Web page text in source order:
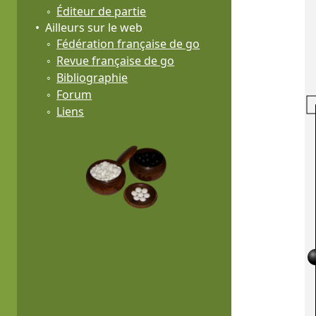
Éditeur de partie
Ailleurs sur le web
Fédération française de go
Revue française de go
Bibliographie
Forum
Liens